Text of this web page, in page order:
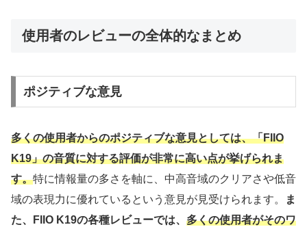
使用者のレビューの全体的なまとめ
ポジティブな意見
多くの使用者からのポジティブな意見としては、「FIIO
K19」の音質に対する評価が非常に高い点が挙げられま
す。特に情報量の多さを軸に、中高音域のクリアさや低音
域の表現力に優れているという意見が見受けられます。
ま
た、FIIO K19の各種レビューでは、 多くの使用者がそのワ